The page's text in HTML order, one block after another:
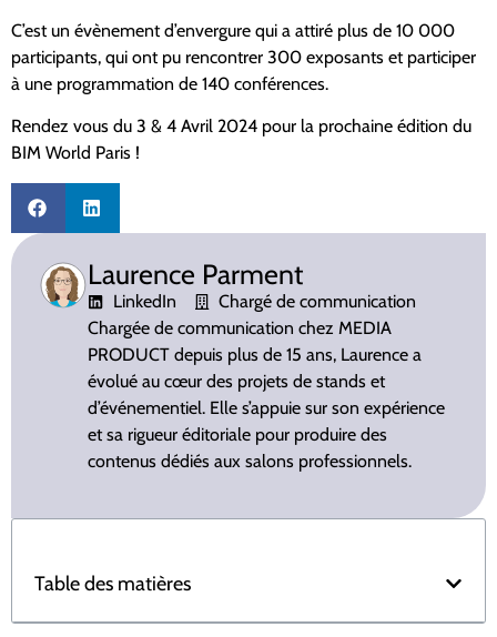
C’est un évènement d’envergure qui a attiré plus de 10 000
participants, qui ont pu rencontrer 300 exposants et participer
à une programmation de 140 conférences.
Rendez vous du 3 & 4 Avril 2024 pour la prochaine édition du
BIM World Paris !
Laurence Parment
LinkedIn
Chargé de communication
Chargée de communication chez MEDIA
PRODUCT depuis plus de 15 ans, Laurence a
évolué au cœur des projets de stands et
d’événementiel. Elle s’appuie sur son expérience
et sa rigueur éditoriale pour produire des
contenus dédiés aux salons professionnels.
Table des matières